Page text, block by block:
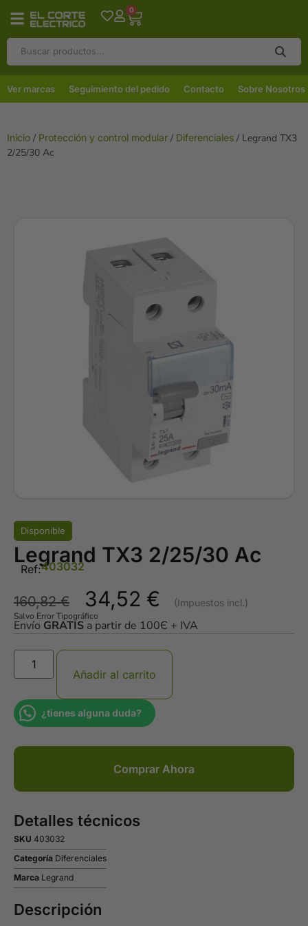
0
Ver marcas Seguimiento del pedido Contacto Sobre Nosotros
Inicio / Protección y control modular / Diferenciales / Legrand TX3
2/25/30 Ac
Disponible
Legrand TX3 2/25/30 Ac
Ref:403032
160,82€ 34,52 €
Salvo Error Tipográfico
Envío GRATIS a partir de 100Є + IVA
Añadir al carrito
¿tienes alguna duda?
Comprar Ahora
Detalles técnicos
SKU 403032
Categoría Diferenciales
Marca Legrand
Descripción